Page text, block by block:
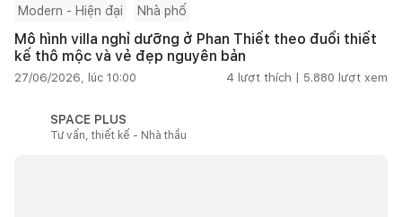
Modern - Hiện đại Nhà phố
Mô hình villa nghỉ dưỡng ở Phan Thiết theo đuổi thiết
kế thô mộc và vẻ đẹp nguyên bản
27/06/2026, lúc 10:00 4 lượt thích | 5.880 lượt xem
SPACE PLUS
Tư vấn, thiết kế - Nhà thầu